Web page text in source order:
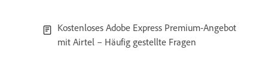
Kostenloses Adobe Express Premium-Angebot
mit Airtel – Häufig gestellte Fragen